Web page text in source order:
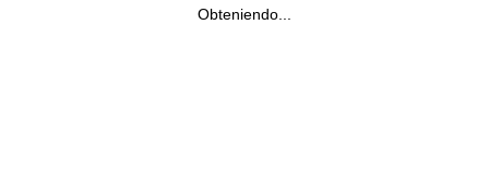
Obteniendo...